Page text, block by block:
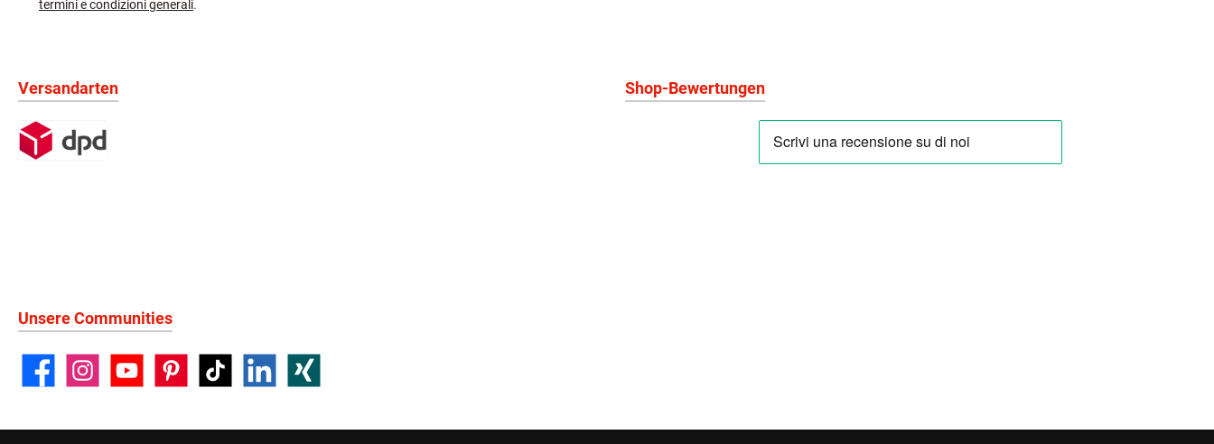
termini e condizioni generali.
Versandarten Shop-Bewertungen
Unsere Communities
FacebookInstagramYouTube Pinterest TikTok LinkedIn Xing